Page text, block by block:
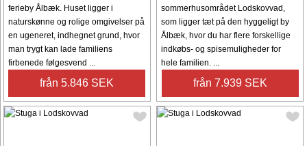
ferieby Ålbæk. Huset ligger i
naturskønne og rolige omgivelser på
en ugeneret, indhegnet grund, hvor
man trygt kan lade familiens
firbenede følgesvend ...
från 5.846 SEK
sommerhusområdet Lodskovvad,
som ligger tæt på den hyggeligt by
Ålbæk, hvor du har flere forskellige
indkøbs- og spisemuligheder for
hele familien. ...
från 7.939 SEK